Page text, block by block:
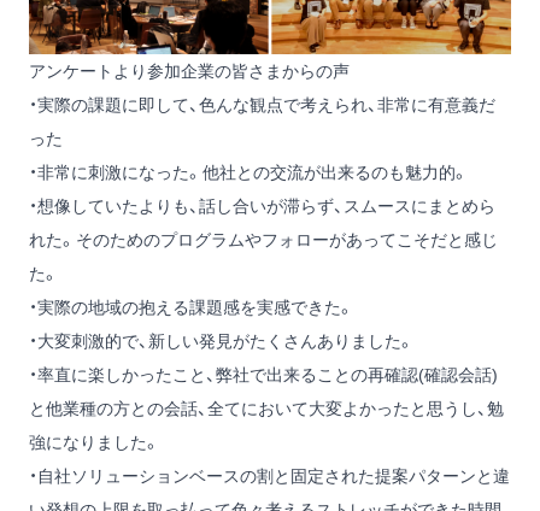
アンケートより参加企業の皆さまからの声
・実際の課題に即して、色んな観点で考えられ、非常に有意義だ
った
・非常に刺激になった。他社との交流が出来るのも魅力的。
・想像していたよりも、話し合いが滞らず、スムースにまとめら
れた。そのためのプログラムやフォローがあってこそだと感じ
た。
・実際の地域の抱える課題感を実感できた。
・大変刺激的で、新しい発見がたくさんありました。
・率直に楽しかったこと、弊社で出来ることの再確認(確認会話)
と他業種の方との会話、全てにおいて大変よかったと思うし、勉
強になりました。
・自社ソリューションベースの割と固定された提案パターンと違